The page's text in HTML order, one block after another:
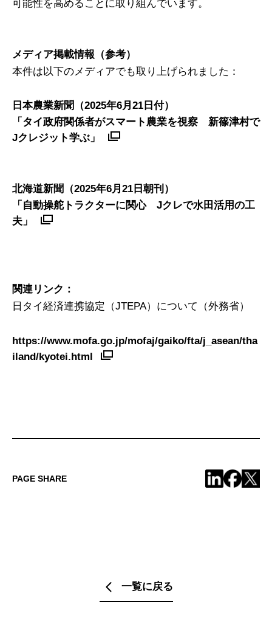
可能性を高めることに取り組んでいます。
メディア掲載情報（参考）
本件は以下のメディアでも取り上げられました：
日本農業新聞（2025年6月21日付）
「タイ政府関係者がスマート農業を視察 新篠津村で
Jクレジット学ぶ」
北海道新聞（2025年6月21日朝刊）
「自動操舵トラクターに関心 Jクレで水田活用の工
夫」
関連リンク：
日タイ経済連携協定（JTEPA）について（外務省）
https://www.mofa.go.jp/mofaj/gaiko/fta/j_asean/tha
iland/kyotei.html
PAGE SHARE
一覧に戻る